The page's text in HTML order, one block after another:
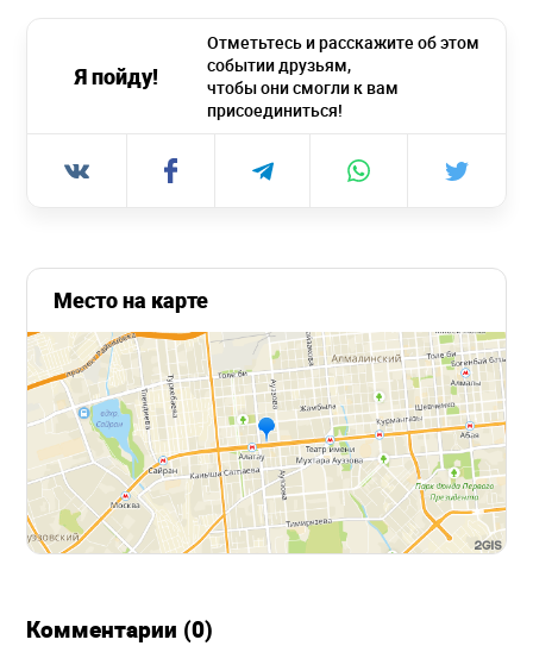
Я пойду!
Отметьтесь и расскажите об этом
событии друзьям,
чтобы они смогли к вам
присоединиться!
Место на карте
Комментарии (0)